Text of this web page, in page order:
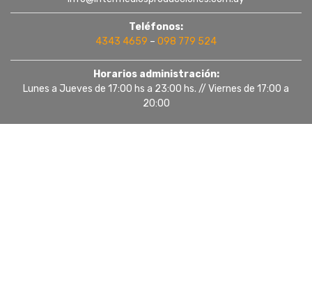
Teléfonos:
4343 4659 – 098 779 524
Horarios administración:
Lunes a Jueves de 17:00 hs a 23:00 hs. // Viernes de 17:00 a
20:00